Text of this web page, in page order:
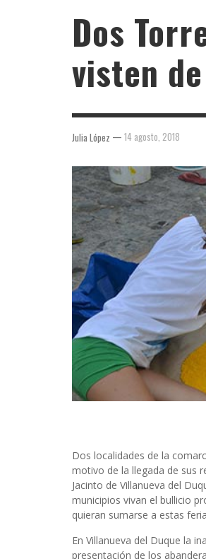
Dos
visten
Julia López — 14 agosto, 2018
Dos localidades de la
motivo de la llegada de sus
Jacinto de Villanueva del
municipios vivan el bullicio
quieran sumarse a estas
En Villanueva del Duque la
presentación de los